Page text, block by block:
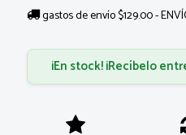
gastos de envío $129.00 -
¡En stock! ¡Recíbelo